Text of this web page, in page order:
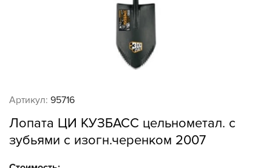
Артикул: 95716
Лопата ЦИ КУЗБАСС цельнометал. с
зубьями с изогн.черенком 2007